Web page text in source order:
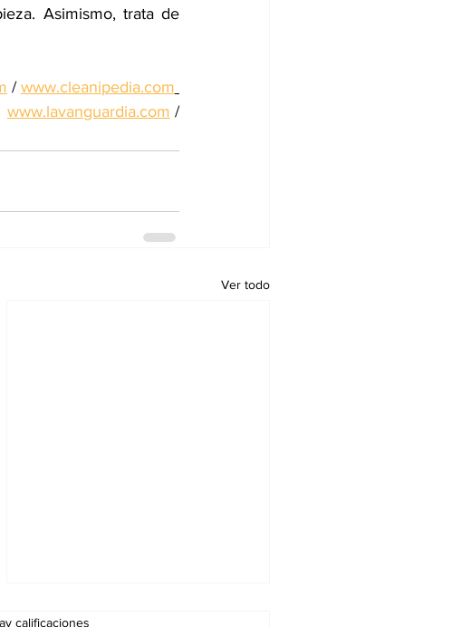
Asimismo, trata de
/ www.cleanipedia.com
www.lavanguardia.com /
Ver todo
calificaciones